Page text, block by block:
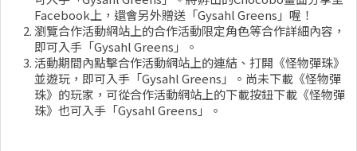
Facebook上，還會另外贈送「Gysahl Greens」喔！
瀏覽合作活動網站上的合作活動限定角色等合作詳細內容，
即可入手「Gysahl Greens」。
活動期間內點擊合作活動網站上的連結、打開《怪物彈珠》
並遊玩，即可入手「Gysahl Greens」。尚未下載《怪物彈
珠》的玩家，可從合作活動網站上的下載按鈕下載《怪物彈
珠》也可入手「Gysahl Greens」。